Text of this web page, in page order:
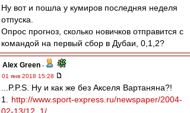
Ну вот и пошла у кумиров последняя неделя
отпуска.
Опрос прогноз, сколько новичков отправится с
командой на первый сбор в Дубаи, 0,1,2?
Alex Green -
01 янв 2018 15:28
...P.P.S. Ну и как же без Акселя Вартаняна?!
1.
http://www.sport-express.ru/newspaper/2004-